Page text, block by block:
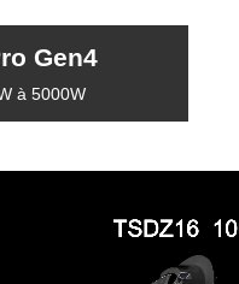
Gen4
à 5000W